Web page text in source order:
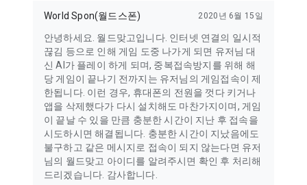
World Spon(월드스폰) 2020년 6월 15일
안녕하세요. 월드맞고입니다. 인터넷 연결의 일시적
끊김 등으로 인해 게임 도중 나가게 되면 유저님 대
신 AI가 플레이 하게 되며, 중복접속방지를 위해 해
당 게임이 끝나기 전까지는 유저님의 게임접속이 제
한됩니다. 이런 경우, 휴대폰의 전원을 껏다 키거나
앱을 삭제했다가 다시 설치해도 마찬가지이며, 게임
이 끝날 수 있을 만큼 충분한 시간이 지난 후 접속을
시도하시면 해결됩니다. 충분한 시간이 지났음에도
불구하고 같은 메시지로 접속이 되지 않는다면 유저
님의 월드맞고 아이디를 알려주시면 확인 후 처리해
드리겠습니다. 감사합니다.